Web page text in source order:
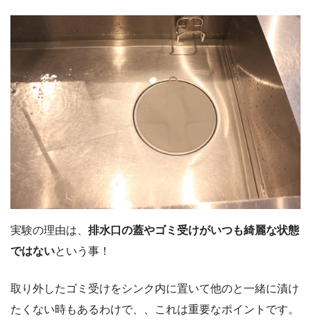
実験の理由は、 排水口の蓋やゴミ受けがいつも綺麗な状態
ではないという事！
取り外したゴミ受けをシンク内に置いて他のと一緒に漬け
たくない時もあるわけで、、これは重要なポイントです。